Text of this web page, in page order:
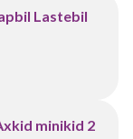
Lastebil
minikid 2